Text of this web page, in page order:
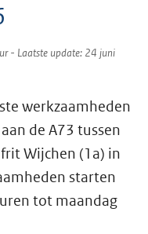
- Laatste update: 24 juni
werkzaamheden
de A73 tussen
Wijchen (1a) in
starten
tot maandag